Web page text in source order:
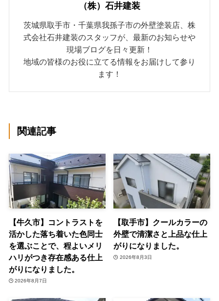
（株）石井建装
茨城県取手市・千葉県我孫子市の外壁塗装店、株
式会社石井建装のスタッフが、最新のお知らせや
現場ブログを日々更新！
地域の皆様のお役に立てる情報をお届けして参り
ます！
関連記事
【牛久市】コントラストを
活かした落ち着いた色同士
を選ぶことで、程よいメリ
ハリがつき存在感ある仕上
がりになりました。
2026年8月7日
【取手市】クールカラーの
外壁で清潔さと上品な仕上
がりになりました。
2026年8月3日